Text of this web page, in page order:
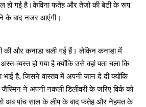
हो गई है।केविना फतेह और तेजो की बेटी के रूप
के बाद नजर आएंगी।
की और कनाडा चली गई हैं। लेकिन कनाडा में
व्यस्त हो गया है क्योंकि उसे वहां पता चला कि
है, जिसने वास्तव में अपनी जान दे दी क्योंकि
ने अपनी नकली डिलीवरी के जरिए विर्क को
अब पांच साल के लीप के बाद फतेह और नेहमत के